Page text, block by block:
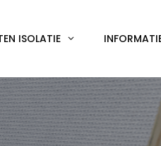
ISOLATIE